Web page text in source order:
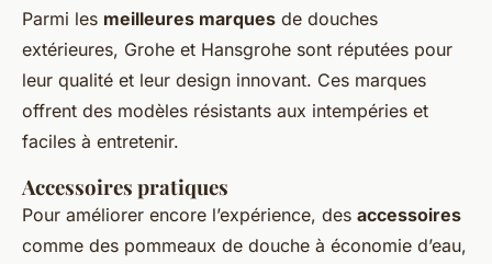
Parmi les meilleures marques de douches
extérieures, Grohe et Hansgrohe sont réputées pour
leur qualité et leur design innovant. Ces marques
offrent des modèles résistants aux intempéries et
faciles à entretenir.
Accessoires pratiques
Pour améliorer encore l’expérience, des accessoires
comme des pommeaux de douche à économie d’eau,